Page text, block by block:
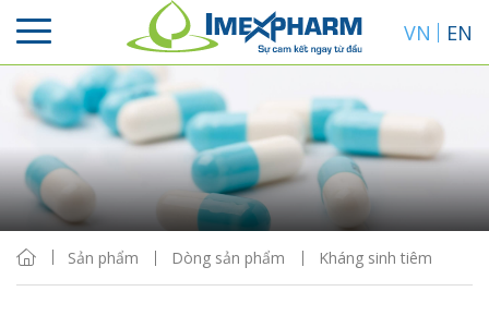
VN EN
Sản phẩm Dòng sản phẩm Kháng sinh tiêm
Sắp xếp
Hiển thị